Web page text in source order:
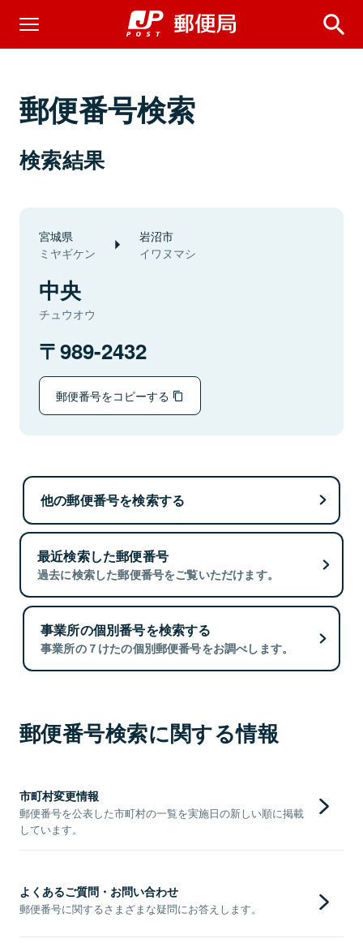
郵便番号検索
検索結果
宮城県
ミヤギケン
岩沼市
イワヌマシ
中央
チュウオウ
989-2432
郵便番号をコピーする
他の郵便番号を検索する
最近検索した郵便番号
過去に検索した郵便番号をご覧いただけます。
事業所の個別番号を検索する
事業所の７けたの個別郵便番号をお調べします。
郵便番号検索に関する情報
市町村変更情報
郵便番号を公表した市町村の一覧を実施日の新しい順に掲載
しています。
よくあるご質問・お問い合わせ
郵便番号に関するさまざまな疑問にお答えします。